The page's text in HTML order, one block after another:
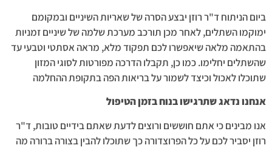
ביום הניתוח ד"ר רוזן יבצע הסרה של שאריות השיניים ובמקומם
ימוקמו השתלים, לאחר מכן תורכב מערכת שלמה של שיניים זמניות
בהתאמה מלאה שיאפשרו לכם תפקוד מלא, מראה אסתטי וטבעי עד
שהשתלים יחלימו. כמו כן, תקבלו הדרכה מפורטות לסוגי המזון
שתוכלו לאכול וכיצד לשמור על בריאות הפה בתקופת ההחלמה
אנחנו נדאג שתרגישו בנוח בזמן הטיפול
אנו מבינים כי אתם חוששים ורוצים לדעת שאתם בידיים טובות, ד"ר
רוזן יסביר לכם על כל הפרוצדורה כך שתוכלו להבין בצורה ברורה מה